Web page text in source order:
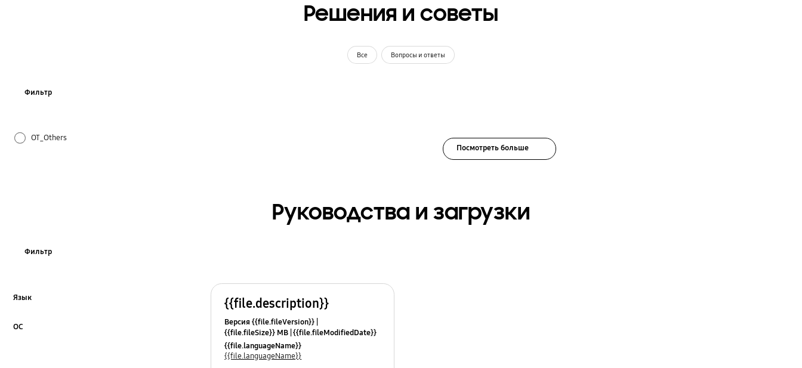
Решения и советы
Все Вопросы и ответы
Фильтр
OT_Others
Посмотреть больше
Руководства и загрузки
Фильтр
Язык
ОС
{{file.description}}
Версия {{file.fileVersion}}
{{file.fileSize}} MB {{file.fileModifiedDate}}
{{file.osNames}}
{{file.languageName}}
{{file.languageName}}